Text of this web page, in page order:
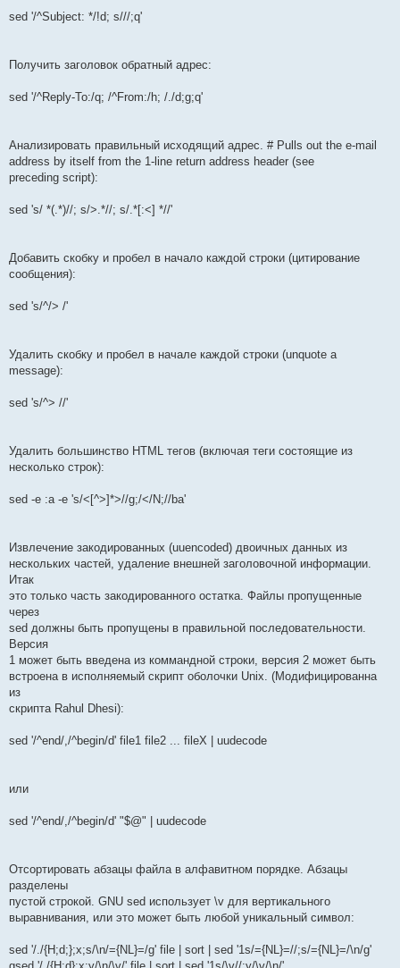
sed '/^Subject: */!d; s///;q'
Получить заголовок обратный адрес:
sed '/^Reply-To:/q; /^From:/h; /./d;g;q'
Анализировать правильный исходящий адрес. # Pulls out the e-mail
address by itself from the 1-line return address header (see
preceding script):
sed 's/ *(.*)//; s/>.*//; s/.*[:<] *//'
Добавить скобку и пробел в начало каждой строки (цитирование
сообщения):
sed 's/^/> /'
Удалить скобку и пробел в начале каждой строки (unquote a
message):
sed 's/^> //'
Удалить большинство HTML тегов (включая теги состоящие из
несколько строк):
sed -e :a -e 's/<[^>]*>//g;/</N;//ba'
Извлечение закодированных (uuencoded) двоичных данных из
нескольких частей, удаление внешней заголовочной информации.
Итак
это только часть закодированного остатка. Файлы пропущенные
через
sed должны быть пропущены в правильной последовательности.
Версия
1 может быть введена из коммандной строки, версия 2 может быть
встроена в исполняемый скрипт оболочки Unix. (Модифицированна
из
скрипта Rahul Dhesi):
sed '/^end/,/^begin/d' file1 file2 ... fileX | uudecode
или
sed '/^end/,/^begin/d' "$@" | uudecode
Отсортировать абзацы файла в алфавитном порядке. Абзацы
разделены
пустой строкой. GNU sed использует \v для вертикального
выравнивания, или это может быть любой уникальный символ:
sed '/./{H;d;};x;s/\n/={NL}=/g' file | sort | sed '1s/={NL}=//;s/={NL}=/\n/g'